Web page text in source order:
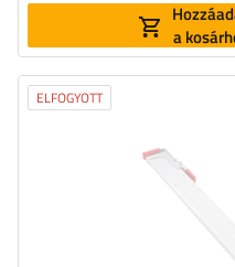
a
ELFOGYOTT